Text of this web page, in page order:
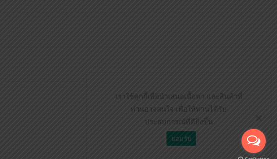
เราใช้คุกกี้เพื่อนำเสนอเนื้อหา และสินค้าที่
ท่านอาจสนใจ เพื่อให้ท่านได้รับ
ประสบการณ์ที่ดียิ่งขึ้น
ยอมรับ